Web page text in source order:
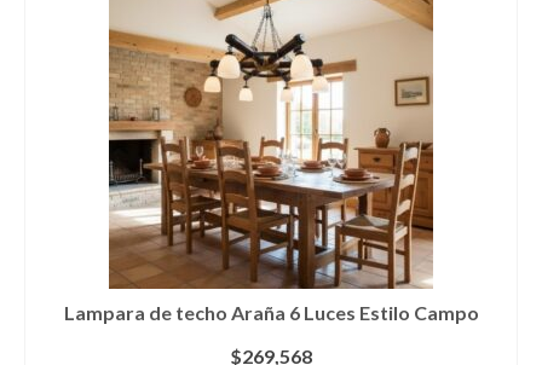
Lampara de techo Araña 6 Luces Estilo Campo
$269,568